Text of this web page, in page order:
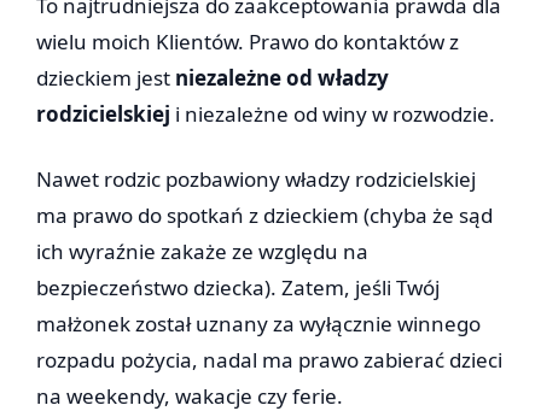
wielu moich Klientów. Prawo do kontaktów z
dzieckiem jest niezależne od władzy
rodzicielskiej i niezależne od winy w rozwodzie.
Nawet rodzic pozbawiony władzy rodzicielskiej
ma prawo do spotkań z dzieckiem (chyba że sąd
ich wyraźnie zakaże ze względu na
bezpieczeństwo dziecka). Zatem, jeśli Twój
małżonek został uznany za wyłącznie winnego
rozpadu pożycia, nadal ma prawo zabierać dzieci
na weekendy, wakacje czy ferie.